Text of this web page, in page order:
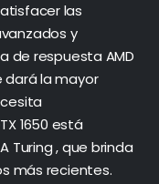
las
y
de respuesta AMD
dará la mayor
1650 está
Turing , que brinda
más recientes.